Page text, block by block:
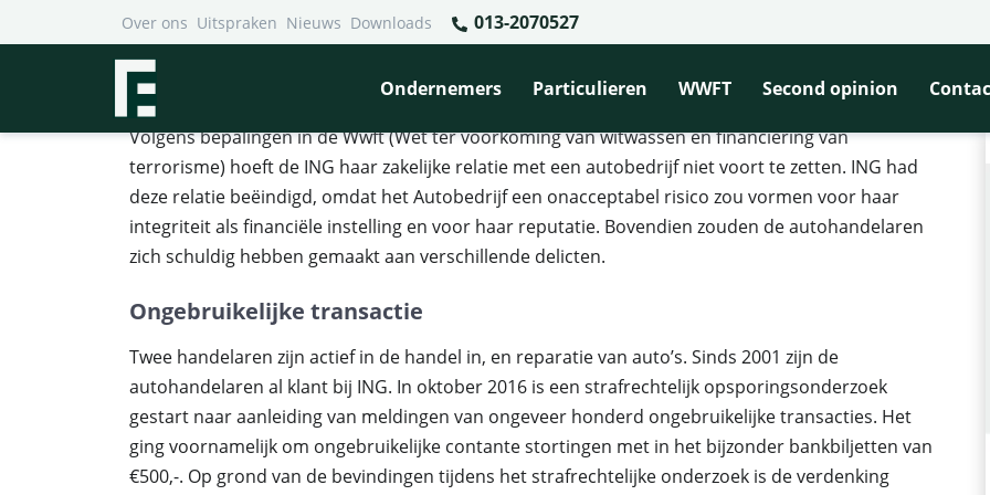
Over ons Uitspraken Nieuws Downloads 013-2070527
Ondernemers Particulieren WWFT Second opinion
Financieel Recht Advocaten>Uitspraken>Autohandelaren voldoen niet aan de Wwft
Autohandelaren voldoen niet aan de Wwft
Volgens bepalingen in de Wwft (Wet ter voorkoming van witwassen en financiering van
terrorisme) hoeft de ING haar zakelijke relatie met een autobedrijf niet voort te zetten. ING had
deze relatie beëindigd, omdat het Autobedrijf een onacceptabel risico zou vormen voor haar
integriteit als financiële instelling en voor haar reputatie. Bovendien zouden de autohandelaren
zich schuldig hebben gemaakt aan verschillende delicten.
Ongebruikelijke transactie
Twee handelaren zijn actief in de handel in, en reparatie van auto’s. Sinds 2001 zijn de
autohandelaren al klant bij ING. In oktober 2016 is een strafrechtelijk opsporingsonderzoek
gestart naar aanleiding van meldingen van ongeveer honderd ongebruikelijke transacties. Het
ging voornamelijk om ongebruikelijke contante stortingen met in het bijzonder bankbiljetten van
€500,-. Op grond van de bevindingen tijdens het strafrechtelijke onderzoek is de verdenking